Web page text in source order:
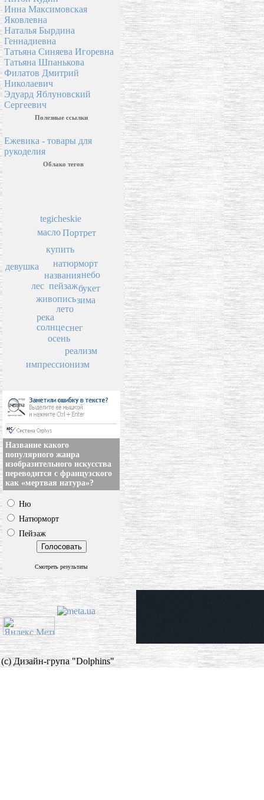
Инна Максимовская
Яковлевна
Наталья Бырдина
Геннадиевна
Татьяна Синяева Игоревна
Татьяна Шпанькова
Филатов Дмитрий
Николаевич
Эдуард Яблуновский
Сергеевич
Полезные ссылки
Ежевика - товары для
рукоделия
Облако тегов
пейзаж
названия
живопись
лето
натюрморт
купить
солнце
лес
зима
осень
букет
масло
река
снег
tegicheskie
реализм
небо
импрессионизм
Портрет
девушка
Название какого
популярного жанра
изобразительного искусства
переводится с французского
как «мертвая натура»?
Ню
Натюрморт
Пейзаж
Смотреть результаты
(c) Дизайн-група "Dolphins"